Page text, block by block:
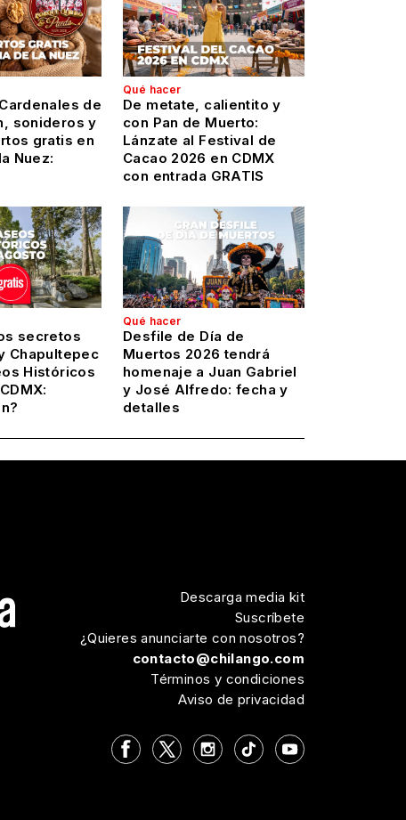
de
sonideros y
gratis en
Nuez:
Qué hacer
De metate, calientito y
con Pan de Muerto:
Lánzate al Festival de
Cacao 2026 en CDMX
con entrada GRATIS
secretos
Chapultepec
Históricos
Qué hacer
Desfile de Día de
Muertos 2026 tendrá
homenaje a Juan Gabriel
y José Alfredo: fecha y
detalles
Descarga media kit
Suscríbete
¿Quieres anunciarte con nosotros?
contacto@chilango.com
Términos y condiciones
Aviso de privacidad